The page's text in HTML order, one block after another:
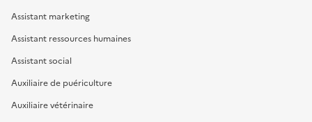
Assistant marketing
Assistant ressources humaines
Assistant social
Auxiliaire de puériculture
Auxiliaire vétérinaire